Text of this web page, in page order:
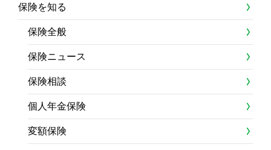
保険を知る
保険全般
保険ニュース
保険相談
個人年金保険
変額保険